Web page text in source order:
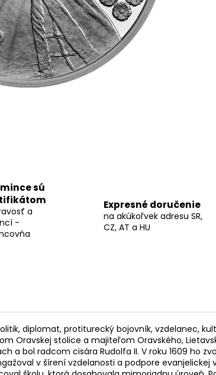
sú
a
-
Expresné doručenie
na akúkoľvek adresu SR,
CZ, AT a HU
politik, diplomat, protiturecký bojovník,
Oravskej stolice a majiteľom Oravského,
a bol radcom cisára Rudolfa II. V roku 1609 ho
v šírení vzdelanosti a podpore